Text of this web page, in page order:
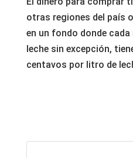
otras regiones del país
en un fondo donde
leche sin excepción,
centavos por litro de